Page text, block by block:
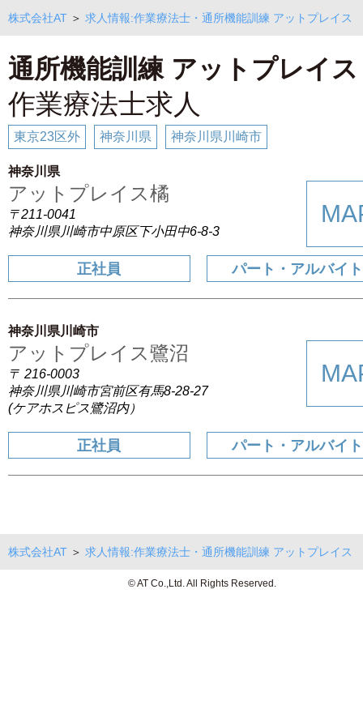
株式会社AT ＞ 求人情報:作業療法士・通所機能訓練 アットプレイス
通所機能訓練 アットプレイス
作業療法士求人
東京23区外 神奈川県 神奈川県川崎市
神奈川県
アットプレイス橘
〒211-0041
神奈川県川崎市中原区下小田中6-8-3
正社員 パート・アルバイト
神奈川県川崎市
アットプレイス鷺沼
〒 216-0003
神奈川県川崎市宮前区有馬8-28-27
(ケアホスピス鷺沼内）
正社員 パート・アルバイト
株式会社AT ＞ 求人情報:作業療法士・通所機能訓練 アットプレイス
© AT Co.,Ltd. All Rights Reserved.